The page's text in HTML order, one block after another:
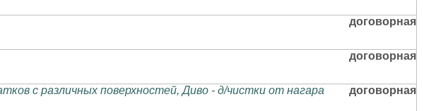
договорная
договорная
с различных поверхностей, Диво - д/чистки от нагара
договорная